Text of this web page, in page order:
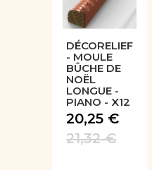
DÉCORELIEF
- MOULE
BÛCHE DE
NOËL
LONGUE -
PIANO - X12
20,25 €
21,32 €